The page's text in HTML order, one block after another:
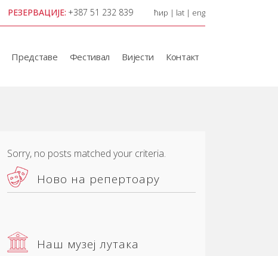
РЕЗЕРВАЦИЈЕ: +387 51 232 839 ћир | lat | eng
Представе Фестивал Вијести Контакт
Sorry, no posts matched your criteria.
Ново на репертоару
Наш музеј лутака